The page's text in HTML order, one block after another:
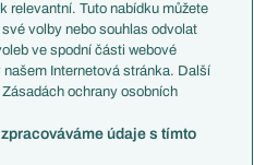
Přestupy
Zápasy
Livescore
Tipovací soutěž
relevantní. Tuto nabídku můžete
volby nebo souhlas odvolat
ve spodní části webové
Internetová stránka. Další
ochrany osobních
údaje s tímto